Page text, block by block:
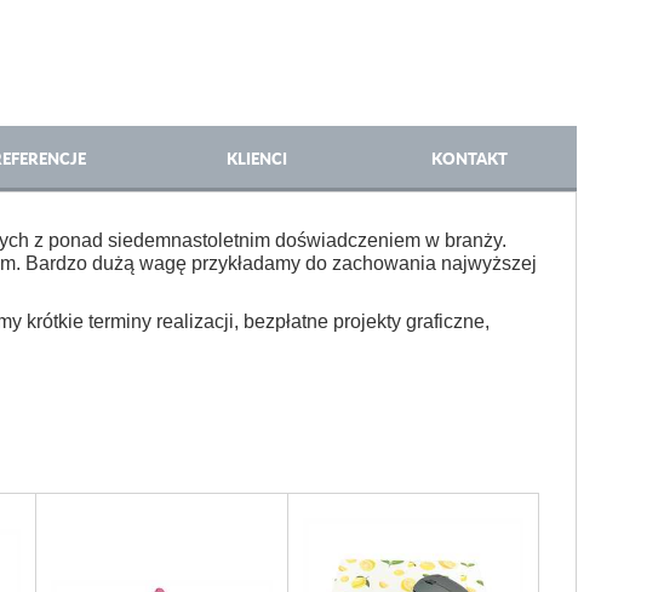
KLIENCI KONTAKT
z ponad siedemnastoletnim doświadczeniem w branży.
Bardzo dużą wagę przykładamy do zachowania najwyższej
krótkie terminy realizacji, bezpłatne projekty graficzne,